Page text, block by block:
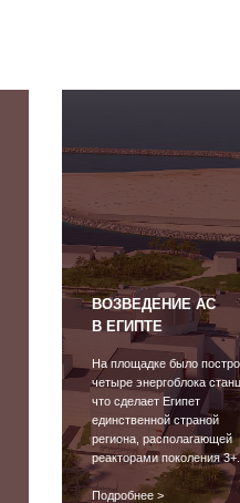
На площадке было
четыре энергоблока
что сделает Египет
единственной страной
региона, располагающей
реакторами поколения 3+.
Подробнее >
ВОЗВЕДЕНИЕ АС
В ЕГИПТЕ